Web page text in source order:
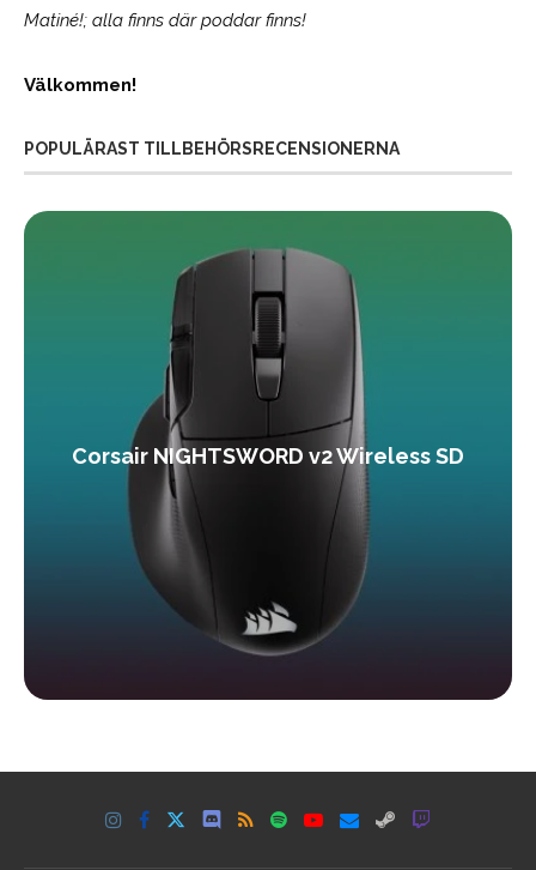
Matiné!; alla finns där poddar finns!
Välkommen!
POPULÄRAST TILLBEHÖRSRECENSIONERNA
Corsair NIGHTSWORD v2 Wireless SD